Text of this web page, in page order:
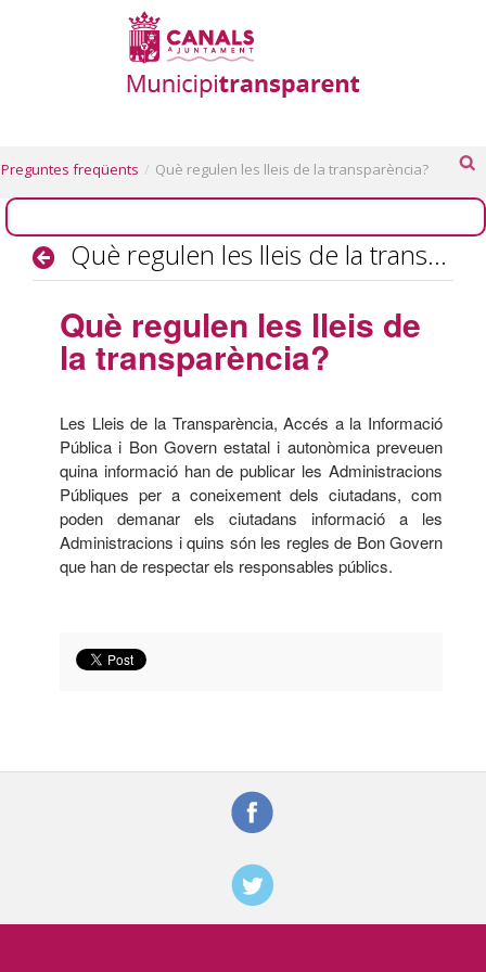
Preguntes freqüents / Què regulen les lleis de la transparència?
Què regulen les lleis de la transparència?
Què regulen les lleis de
la transparència?
Les Lleis de la Transparència, Accés a la Informació
Pública i Bon Govern estatal i autonòmica preveuen
quina informació han de publicar les Administracions
Públiques per a coneixement dels ciutadans, com
poden demanar els ciutadans informació a les
Administracions i quins són les regles de Bon Govern
que han de respectar els responsables públics.